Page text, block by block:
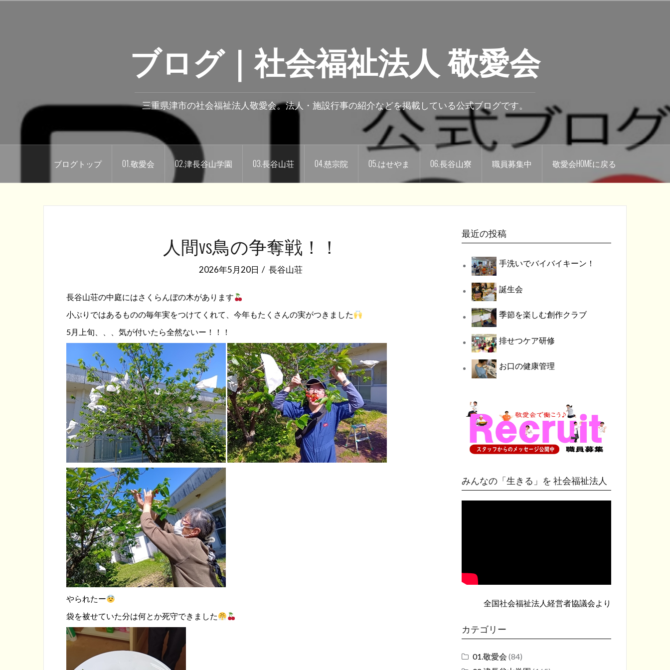
ブログ｜社会福祉法人 敬愛会
三重県津市の社会福祉法人敬愛会。法人・施設行事の紹介などを掲載している公式ブログです。
ブログトップ 01.敬愛会 02.津長谷山学園 03.長谷山荘 04.慈宗院 05.はせやま 06.長谷山寮 職員募集中 敬愛会HOMEに戻る
人間vs鳥の争奪戦！！
2026年5月20日 長谷山荘
長谷山荘の中庭にはさくらんぼの木があります
小ぶりではあるものの毎年実をつけてくれて、今年もたくさんの実がつきました
5月上旬、、、気が付いたら全然ないー！！！
やられたー
袋を被せていた分は何とか死守できました
最近の投稿
手洗いでバイバイキーン！
誕生会
季節を楽しむ創作クラブ
排せつケア研修
お口の健康管理
みんなの「生きる」を 社会福祉法人
全国社会福祉法人経営者協議会より
カテゴリー
01.敬愛会 (84)